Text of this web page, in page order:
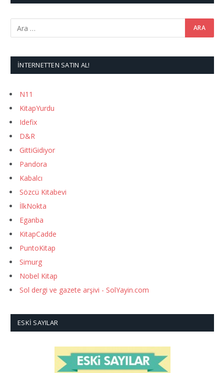
İNTERNETTEN SATIN AL!
N11
KitapYurdu
Idefix
D&R
GittiGidiyor
Pandora
Kabalcı
Sözcü Kitabevi
İlkNokta
Eganba
KitapCadde
PuntoKitap
Simurg
Nobel Kitap
Sol dergi ve gazete arşivi - SolYayin.com
ESKI SAYILAR